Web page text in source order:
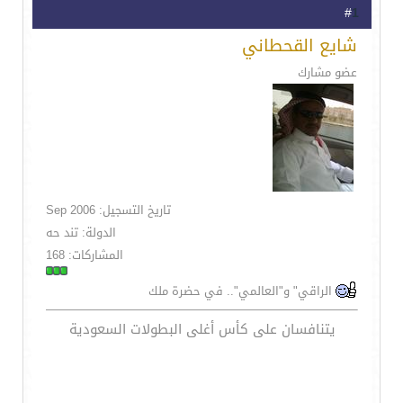
1
شايع القحطاني
عضو مشارك
تاريخ التسجيل: Sep 2006
الدولة: تند حه
المشاركات: 168
الراقي" و"العالمي".. في حضرة ملك
يتنافسان على كأس أغلى البطولات السعودية